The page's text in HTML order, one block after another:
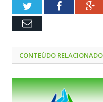
TwitterFacebook
Email
CONTEÚDO RELACIONADO